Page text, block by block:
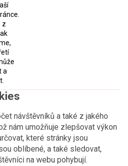
z
a
návštěvníků a také z jakého
nám umožňuje zlepšovat výkon
které stránky jsou
oblíbené, a také sledovat,
na webu pohybují.